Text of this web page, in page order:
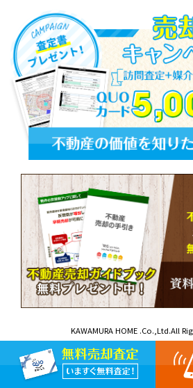
KAWAMURA HOME .Co.,Ltd.All